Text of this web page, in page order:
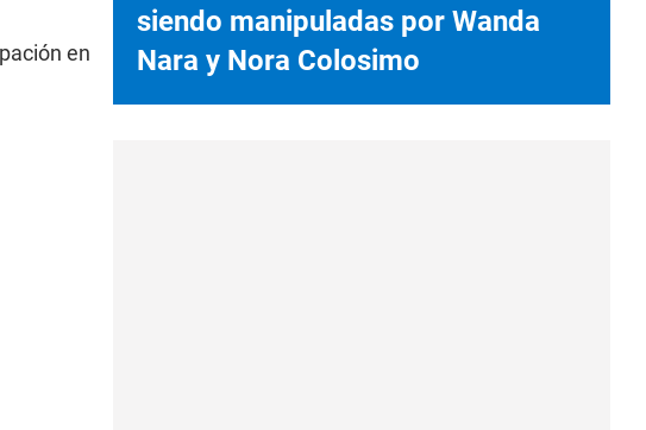
en
siendo manipuladas por Wanda
Nara y Nora Colosimo